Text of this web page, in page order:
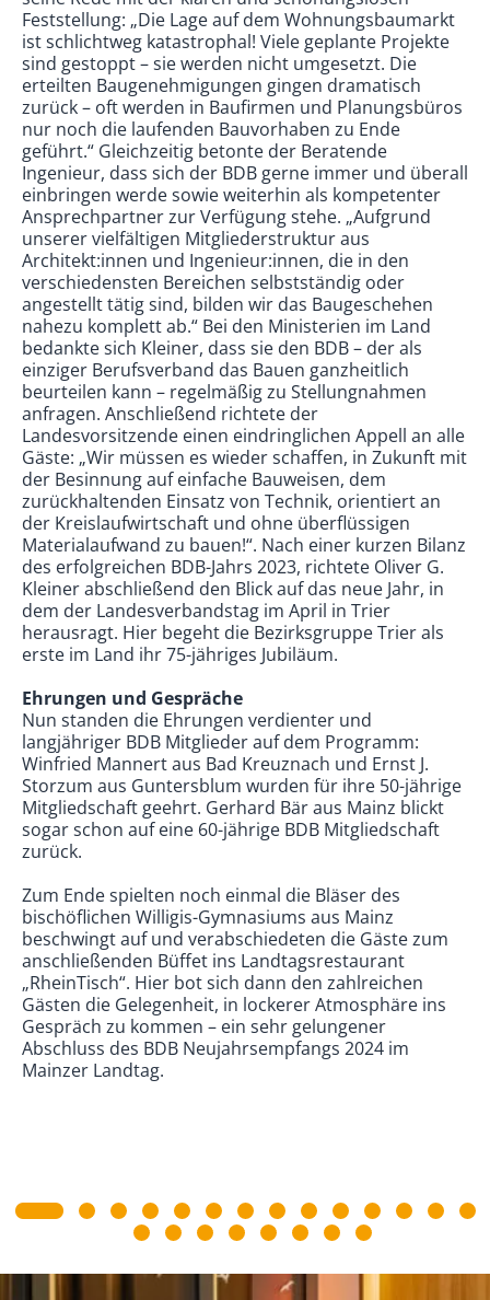
Feststellung: „Die Lage auf dem Wohnungsbaumarkt
ist schlichtweg katastrophal! Viele geplante Projekte
sind gestoppt – sie werden nicht umgesetzt. Die
erteilten Baugenehmigungen gingen dramatisch
zurück – oft werden in Baufirmen und Planungsbüros
nur noch die laufenden Bauvorhaben zu Ende
geführt.“ Gleichzeitig betonte der Beratende
Ingenieur, dass sich der BDB gerne immer und überall
einbringen werde sowie weiterhin als kompetenter
Ansprechpartner zur Verfügung stehe. „Aufgrund
unserer vielfältigen Mitgliederstruktur aus
Architekt:innen und Ingenieur:innen, die in den
verschiedensten Bereichen selbstständig oder
angestellt tätig sind, bilden wir das Baugeschehen
nahezu komplett ab.“ Bei den Ministerien im Land
bedankte sich Kleiner, dass sie den BDB – der als
einziger Berufsverband das Bauen ganzheitlich
beurteilen kann – regelmäßig zu Stellungnahmen
anfragen. Anschließend richtete der
Landesvorsitzende einen eindringlichen Appell an alle
Gäste: „Wir müssen es wieder schaffen, in Zukunft mit
der Besinnung auf einfache Bauweisen, dem
zurückhaltenden Einsatz von Technik, orientiert an
der Kreislaufwirtschaft und ohne überflüssigen
Materialaufwand zu bauen!“. Nach einer kurzen Bilanz
des erfolgreichen BDB-Jahrs 2023, richtete Oliver G.
Kleiner abschließend den Blick auf das neue Jahr, in
dem der Landesverbandstag im April in Trier
herausragt. Hier begeht die Bezirksgruppe Trier als
erste im Land ihr 75-jähriges Jubiläum.
Ehrungen und Gespräche
Nun standen die Ehrungen verdienter und
langjähriger BDB Mitglieder auf dem Programm:
Winfried Mannert aus Bad Kreuznach und Ernst J.
Storzum aus Guntersblum wurden für ihre 50-jährige
Mitgliedschaft geehrt. Gerhard Bär aus Mainz blickt
sogar schon auf eine 60-jährige BDB Mitgliedschaft
zurück.
Zum Ende spielten noch einmal die Bläser des
bischöflichen Willigis-Gymnasiums aus Mainz
beschwingt auf und verabschiedeten die Gäste zum
anschließenden Büffet ins Landtagsrestaurant
„RheinTisch“. Hier bot sich dann den zahlreichen
Gästen die Gelegenheit, in lockerer Atmosphäre ins
Gespräch zu kommen – ein sehr gelungener
Abschluss des BDB Neujahrsempfangs 2024 im
Mainzer Landtag.